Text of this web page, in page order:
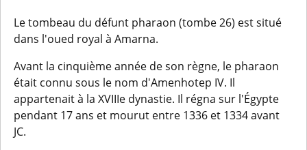
Le tombeau du défunt pharaon (tombe 26) est situé
dans l'oued royal à Amarna.
Avant la cinquième année de son règne, le pharaon
était connu sous le nom d'Amenhotep IV. Il
appartenait à la XVIIIe dynastie. Il régna sur l'Égypte
pendant 17 ans et mourut entre 1336 et 1334 avant
JC.